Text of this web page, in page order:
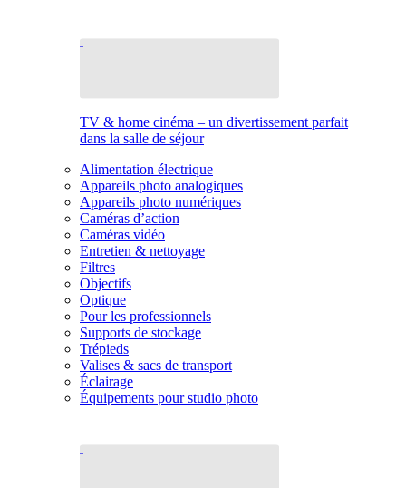
TV & home cinéma – un divertissement parfait
dans la salle de séjour
Alimentation électrique
Appareils photo analogiques
Appareils photo numériques
Caméras d’action
Caméras vidéo
Entretien & nettoyage
Filtres
Objectifs
Optique
Pour les professionnels
Supports de stockage
Trépieds
Valises & sacs de transport
Éclairage
Équipements pour studio photo